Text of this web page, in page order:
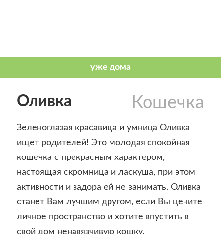
Кошечка
Оливка
Зеленоглазая красавица и умница Оливка
ищет родителей! Это молодая спокойная
кошечка с прекрасным характером,
настоящая скромница и ласкуша, при этом
активности и задора ей не занимать. Оливка
станет Вам лучшим другом, если Вы цените
личное пространство и хотите впустить в
свой дом ненавязчивую кошку.